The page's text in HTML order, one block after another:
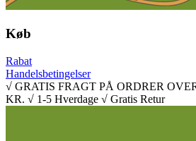
Køb
Rabat
Handelsbetingelser
√ GRATIS FRAGT PÅ ORDRER
KR. √ 1-5 Hverdage √ Gratis Retur